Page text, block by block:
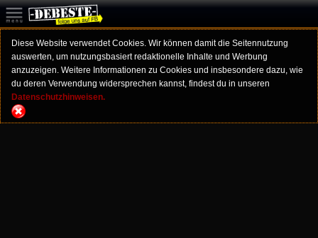
Diese Website verwendet Cookies. Wir können damit die Seitennutzung
auswerten, um nutzungsbasiert redaktionelle Inhalte und Werbung
anzuzeigen. Weitere Informationen zu Cookies und insbesondere dazu, wie
du deren Verwendung widersprechen kannst, findest du in unseren
Datenschutzhinweisen.